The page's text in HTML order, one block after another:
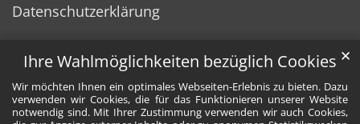
Ihre Wahlmöglichkeiten bezüglich Cookies
Wir möchten Ihnen ein optimales Webseiten-Erlebnis zu bieten. Dazu
verwenden wir Cookies, die für das Funktionieren unserer Website
notwendig sind. Mit Ihrer Zustimmung verwenden wir auch Cookies,
✕
Datenschutzerklärung